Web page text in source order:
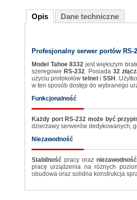
Opis Dane techniczne
Profesjonalny serwer portów RS-
Model Tahoe 8332 jest większym
szeregowe RS-232. Posiada 32
użyciu protokołówtelnet iSSH .
w ten sposób dostęp do wybranego
Funkcjonalność
Każdy port RS-232 może być
dzierżawy serwerów dedykowanych,
Niezawodność
Stabilność pracy oraz niezawodność
pracę urządzenia na różnych
obudowa oraz solidna konstrukcja